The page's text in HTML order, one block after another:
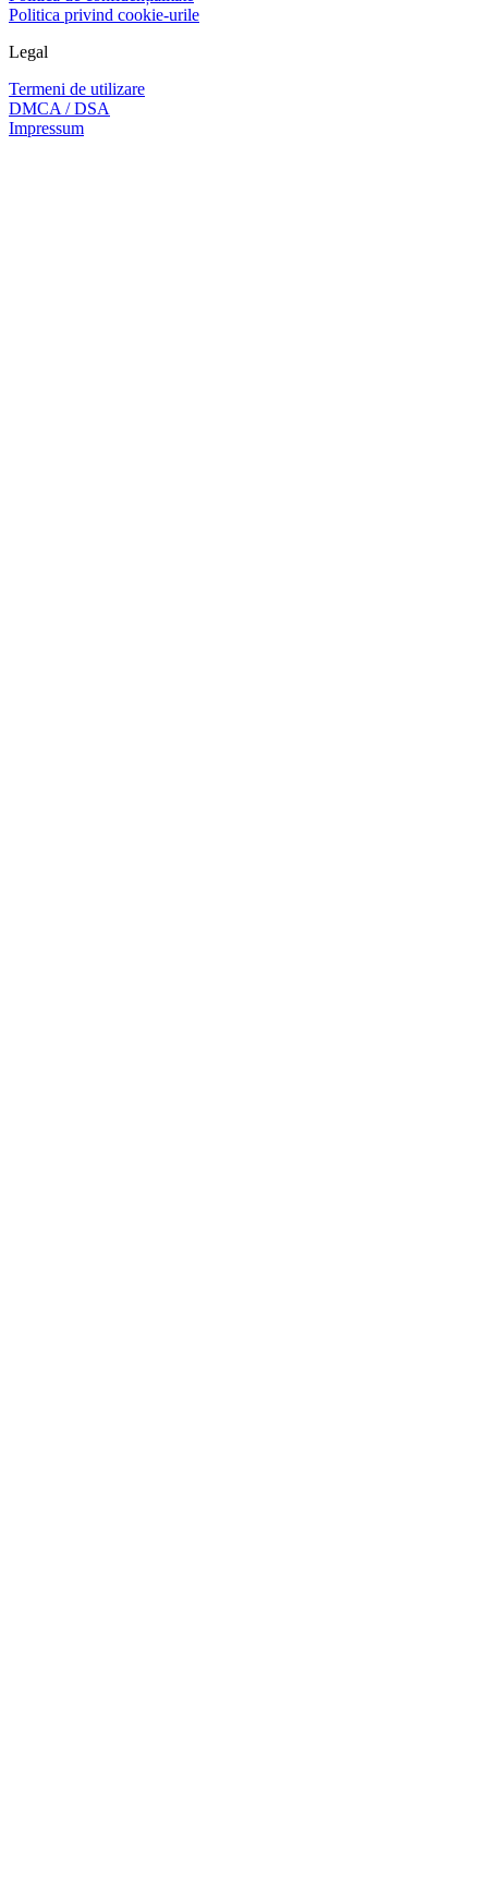
Politica privind cookie-urile
Legal
Termeni de utilizare
DMCA / DSA
Impressum